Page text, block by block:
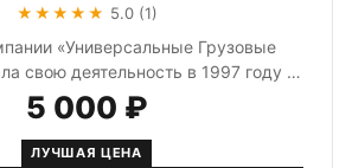
★★★★★ 5.0 (1)
«Универсальные Грузовые
свою деятельность в 1997 году в
группы компаний по пере...
5 000 ₽
ЛУЧШАЯ ЦЕНА